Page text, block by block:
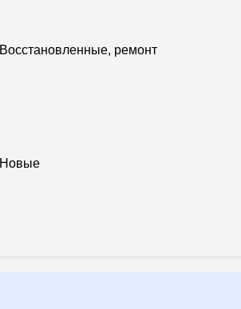
Восстановленные, ремонт
Новые